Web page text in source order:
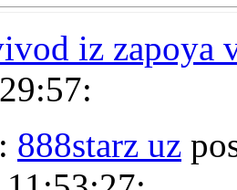
iz zapoya
888starz uz